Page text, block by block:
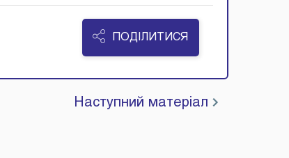
ПОДІЛИТИСЯ
Наступний матеріал